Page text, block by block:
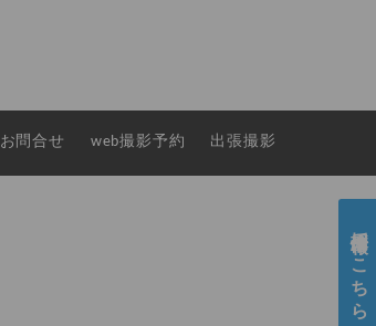
お問合せ web撮影予約 出張撮影
採用情報はこちら